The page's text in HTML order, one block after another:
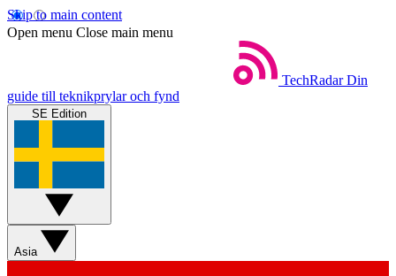
Skip to main content
Open menu Close main menu
TechRadar Din
guide till teknikprylar och fynd
SE Edition
Asia